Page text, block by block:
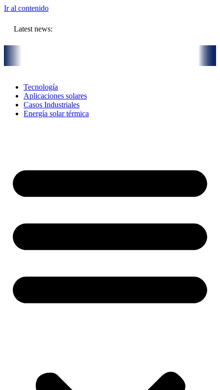
Ir al contenido
Latest news:
Tecnología
Aplicaciones solares
Casos Industriales
Energía solar térmica